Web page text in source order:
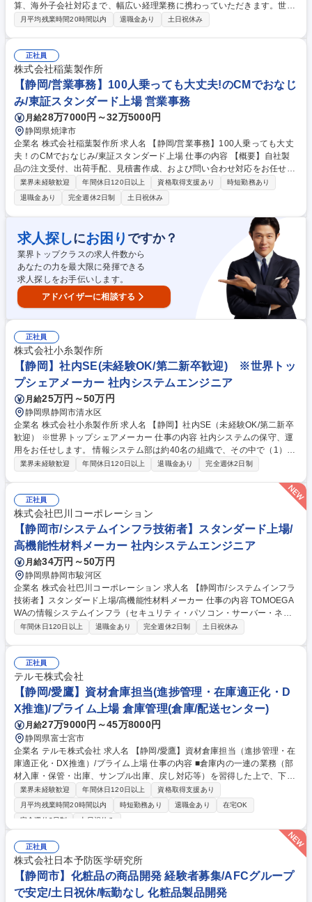
算、海外子会社対応まで、幅広い経理業務に携わっていただきます。世界
展開するタミヤブランドの経理を担うやりがいあるポジションです！ 【具
アメリカ等）の経理関連業務、監査・指導も対応 ★グローバルな視野を持
って経理業務に挑戦したい方、製造業や会計事務所での経験を活かしたい
方におすすめです★ 募集職種 【静岡市/経理スタッフ】グローバル展開/模
型業界の老舗企業でキャリア構築★
月平均残業時間20時間以内 退職金あり 土日祝休み
正社員
株式会社稲葉製作所
【静岡/営業事務】100人乗っても大丈夫!のCMでおなじ
み/東証スタンダード上場 営業事務
月給28万7000円～32万5000円
静岡県焼津市
企業名 株式会社稲葉製作所 求人名 【静岡/営業事務】100人乗っても大丈
夫！のCMでおなじみ/東証スタンダード上場 仕事の内容 【概要】自社製
品の注文受付、出荷手配、見積書作成、および問い合わせ対応をお任せし
ます。営業と工場の製造チーム、そしてお客様をつなぐバックオフィスの
要となるポジションです。 【具体的に】 ■受発注業務：FAXやメールで届
く注文データの入力・出荷手配 ■見積依頼への対応：取引先からの依頼に
基づき、専用システムでの見積書作成・送付 ■電話・メール対応：在庫確
認、納期回答、製品の仕様や使い方に関する問い合わせ対応 募集職種
【静岡/営業事務】100人乗っても大丈夫！のCMでおなじみ/東証スタンダ
ード上場
業界未経験歓迎 年間休日120日以上 資格取得支援あり
時短勤務あり
退職金あり
完全週休2日制 土日祝休み
求人探しにお困り ですか？
業界トップクラスの求人件数から
あなたの力を最大限に発揮できる
求人探しをお手伝いします。
アドバイザーに相談する
正社員
株式会社小糸製作所
【静岡】社内SE(未経験OK/第二新卒歓迎) ※世界トッ
プシェアメーカー 社内システムエンジニア
月給25万円～50万円
静岡県静岡市清水区
企業名 株式会社小糸製作所 求人名 【静岡】社内SE（未経験OK/第二新卒
歓迎） ※世界トップシェアメーカー 仕事の内容 社内システムの保守、運
用をお任せします。 情報システム部は約40名の組織で、その中で（1）サ
ーバー管理（2）開発（3）セキュリティ対策の大きく３つのチームに分か
決定します。【将来的には】 SAPシステム導入に関わる一連の業務を、拠
点メンバーおよび協力ベンダと協同して、要件定義・周辺機能のカスタマ
イズ定義/実装・システムテスト・ユーザー教育支援等をリードしていただ
きます。ゆくゆく開発など上流工程にチャレンジしていきたい方におすす
めです。 募集職種 【静岡】社内SE（未経験OK/第二新卒歓迎） ※世界ト
ップシェアメーカー
業界未経験歓迎 年間休日120日以上 退職金あり 完全週休2日制
正社員
株式会社巴川コーポレーション
【静岡市/システムインフラ技術者】スタンダード上場/
高機能性材料メーカー 社内システムエンジニア
月給34万円～50万円
静岡県静岡市駿河区
企業名 株式会社巴川コーポレーション 求人名 【静岡市/システムインフラ
技術者】スタンダード上場/高機能性材料メーカー 仕事の内容 TOMOEGA
WAの情報システムインフラ（セキュリティ・パソコン・サーバー・ネッ
トワーク等）の企画、導入、運用、管理を担い、専門性を活かして事業を
行/CSIRT運用・EDR運用、保守/セキュリティインシデント対応および再
発防止策立案■社内ITインフラの企画・管理・運用：社内PC機器類・Micr
osoft 365・ユーザーサポート■社内情報システムの企画・管理・運用：Sa
aS、オンプレを問わない社内情報システムの企画や、各種業務アプリケー
ションの選定、導入、管理 募集職種 【静岡市/システムインフラ技術者】
スタンダード上場/高機能性材料メーカー
年間休日120日以上 退職金あり 完全週休2日制 土日祝休み
正社員
テルモ株式会社
【静岡/愛鷹】資材倉庫担当(進捗管理・在庫適正化・D
X推進)/プライム上場 倉庫管理(倉庫/配送センター)
月給27万9000円～45万8000円
静岡県富士宮市
企業名 テルモ株式会社 求人名 【静岡/愛鷹】資材倉庫担当（進捗管理・在
庫適正化・DX推進）/プライム上場 仕事の内容 ■倉庫内の一連の業務（部
材入庫・保管・出庫、サンプル出庫、戻し対応等）を習得した上で、下記
業務を担う。 ・進捗管理と業務指示・在庫適正化（在庫管理システム/Po
wer BI利用） ・業務改善を目的としたDX導入・品質文書の改訂や管理・
直業務フォロー対応 【期待役割】通常業務の他、在庫適正化、DX導入な
待。 【組織や働き方】正社員15名規模、派遣社員が30名規模の組織。土
日出勤は想定無だが、年1～2回の設備点検の立会い等で発生する可能性
有。 募集職種 【静岡/愛鷹】資材倉庫担当（進捗管理・在庫適正化・DX推
進）/プライム上場
業界未経験歓迎 年間休日120日以上
資格取得支援あり
月平均残業時間20時間以内
時短勤務あり 退職金あり
在宅OK
完全週休2日制
土日祝休み
正社員
株式会社日本予防医学研究所
【静岡市】化粧品の商品開発 経験者募集/AFCグループ
で安定/土日祝休/転勤なし 化粧品製品開発